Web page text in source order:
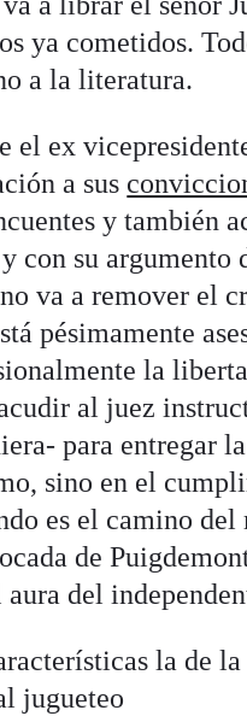
ya cometidos.
a la literatura.
el ex
a sus
y también
con su argumento
va a remover el
pésimamente
la
al juez
para entregar
sino en el
es el camino
de
del
la de
jugueteo